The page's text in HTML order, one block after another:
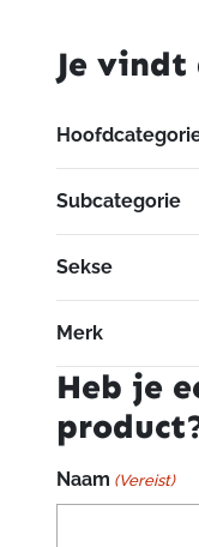
Jacket
aantal
Je
Subcategorie
Sekse
Merk
Heb je
Naam (Vereist)